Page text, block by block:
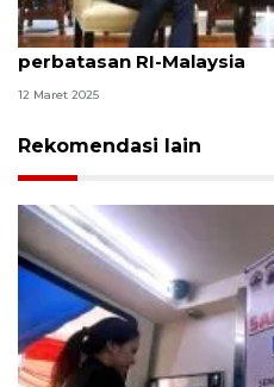
Menlu Sugiono apresiasi
perbatasan RI-Malaysia
12 Maret 2025
Rekomendasi lain